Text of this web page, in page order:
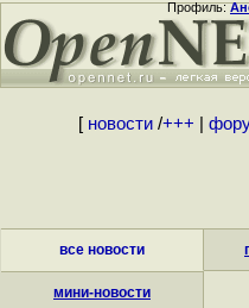
Профиль:
[ новости/+++
все новости
мини-новости